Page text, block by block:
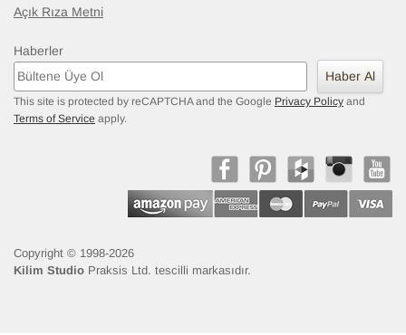
Açık Rıza Metni
Haberler
Haber Al
This site is protected by reCAPTCHA and the Google Privacy Policy and
Terms of Service apply.
Copyright © 1998-2026
Kilim Studio Praksis Ltd. tescilli markasıdır.